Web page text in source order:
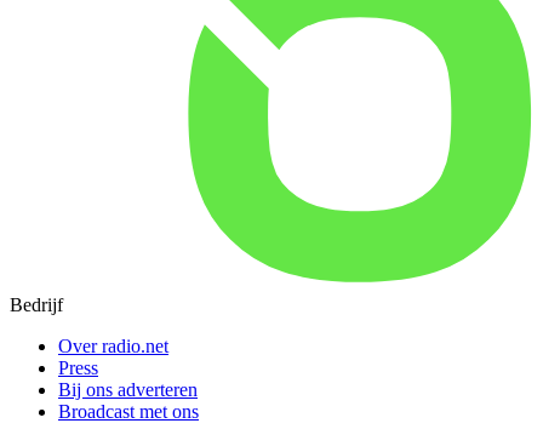
Bedrijf
Over radio.net
Press
Bij ons adverteren
Broadcast met ons